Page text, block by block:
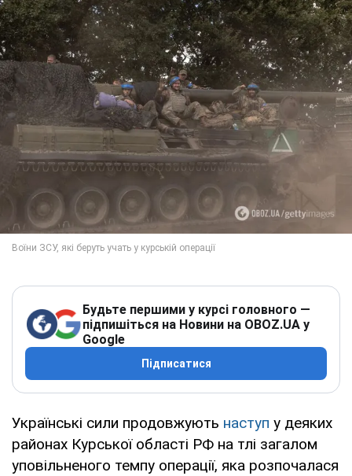
Будьте першими у курсі головного —
підпишіться на Новини на OBOZ.UA у
Google
Підписатися
Українські сили продовжують наступ у деяких
районах Курської області РФ на тлі загалом
уповільненого темпу операції, яка розпочалася